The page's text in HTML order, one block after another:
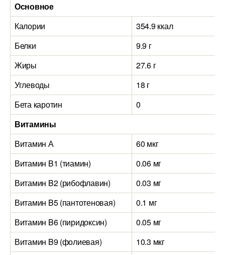
Основное
Калории
354.9 ккал
Белки
9.9 г
Жиры
27.6 г
Углеводы
18 г
Бета каротин
0
Витамины
Витамин А
60 мкг
Витамин B1 (тиамин)
0.06 мг
Витамин B2 (рибофлавин)
0.03 мг
Витамин B5 (пантотеновая)
0.1 мг
Витамин B6 (пиридоксин)
0.05 мг
Витамин B9 (фолиевая)
10.3 мкг